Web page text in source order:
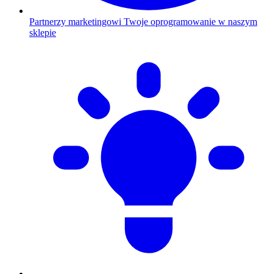
Partnerzy marketingowi Twoje oprogramowanie w naszym
sklepie